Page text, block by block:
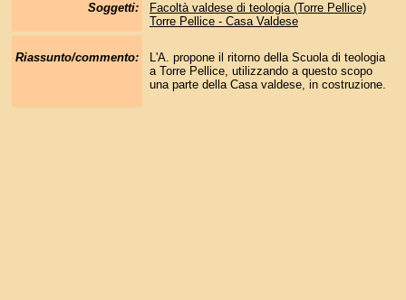
Soggetti:
Facoltà valdese di teologia (Torre Pellice)
Torre Pellice - Casa Valdese
Riassunto/commento:
L'A. propone il ritorno della Scuola di teologia
a Torre Pellice, utilizzando a questo scopo
una parte della Casa valdese, in costruzione.